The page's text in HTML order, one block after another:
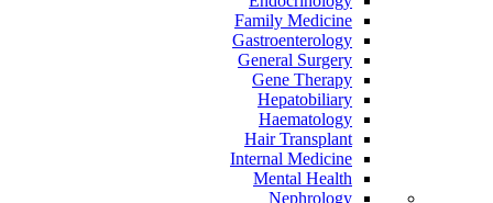
Family Medicine
Gastroenterology
General Surgery
Gene Therapy
Hepatobiliary
Haematology
Hair Transplant
Internal Medicine
Mental Health
Nephrology